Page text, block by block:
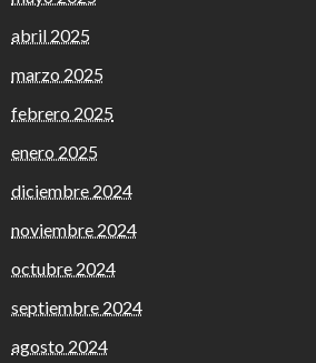
abril 2025
marzo 2025
febrero 2025
enero 2025
diciembre 2024
noviembre 2024
octubre 2024
septiembre 2024
agosto 2024